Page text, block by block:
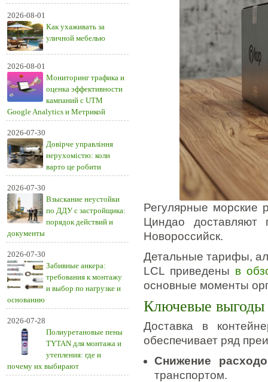
2026-08-01
Как ухаживать за
уличной мебелью
2026-08-01
Мониторинг трафика и
оценка эффективности
кампаний с UTM
Google Analytics и Метрикой
2026-07-30
Довірче управління
нерухомістю: коли
варто це робити
2026-07-30
Взыскание неустойки
по ДДУ с застройщика:
порядок действий и
документы
2026-07-30
Забивные анкера:
требования к монтажу
и выбор по нагрузке и
основанию
2026-07-28
Полиуретановые пены
TYTAN для монтажа и
утепления: где и
почему их выбирают
Регулярные морские
Циндао доставляют
Новороссийск.
Детальные тарифы,
LCL приведены в
основные моменты
Ключевые выгоды
Доставка в
обеспечивает ряд
Снижение
транспортом.